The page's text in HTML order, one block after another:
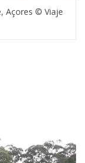
Açores © Viaje